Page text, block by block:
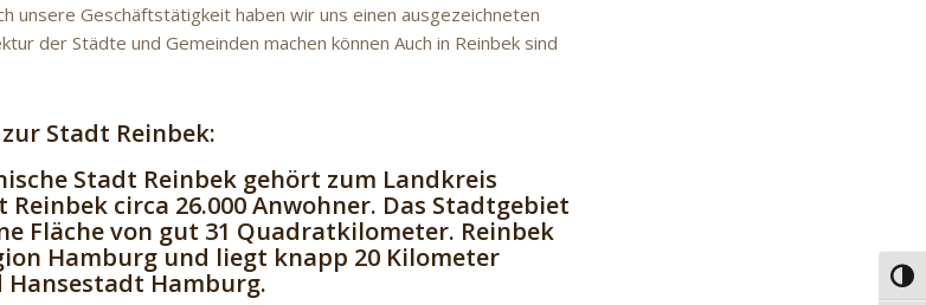
unsere Geschäftstätigkeit haben wir uns einen ausgezeichneten
der Städte und Gemeinden machen können Auch in Reinbek sind
Stadt Reinbek:
Stadt Reinbek gehört zum Landkreis
circa 26.000 Anwohner. Das Stadtgebiet
Fläche von gut 31 Quadratkilometer. Reinbek
Hamburg und liegt knapp 20 Kilometer
Hamburg.